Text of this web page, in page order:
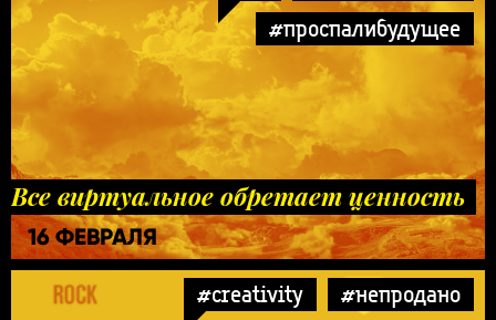
#проспалибудущее
Все виртуальное обретает ценность
16 ФЕВРАЛЯ
#creativity
#непродано